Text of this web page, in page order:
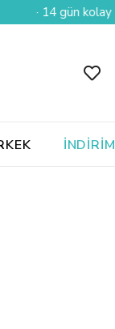
14 gün kolay iade ·
İNDİRİM